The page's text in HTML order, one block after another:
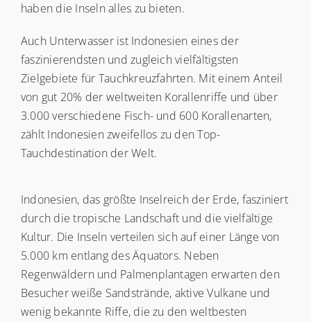
haben die Inseln alles zu bieten.
Auch Unterwasser ist Indonesien eines der
faszinierendsten und zugleich vielfältigsten
Zielgebiete für Tauchkreuzfahrten. Mit einem Anteil
von gut 20% der weltweiten Korallenriffe und über
3.000 verschiedene Fisch- und 600 Korallenarten,
zählt Indonesien zweifellos zu den Top-
Tauchdestination der Welt.
Indonesien, das größte Inselreich der Erde, fasziniert
durch die tropische Landschaft und die vielfältige
Kultur. Die Inseln verteilen sich auf einer Länge von
5.000 km entlang des Äquators. Neben
Regenwäldern und Palmenplantagen erwarten den
Besucher weiße Sandstrände, aktive Vulkane und
wenig bekannte Riffe, die zu den weltbesten